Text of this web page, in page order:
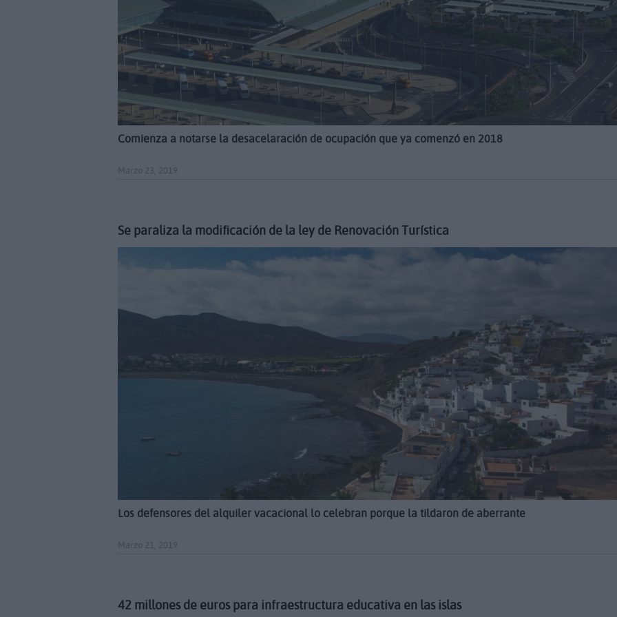
Comienza a notarse la desacelaración de ocupación que ya comenzó en 2018
Marzo 23, 2019
Se paraliza la modificación de la ley de Renovación Turística
Los defensores del alquiler vacacional lo celebran porque la tildaron de aberrante
Marzo 21, 2019
42 millones de euros para infraestructura educativa en las islas